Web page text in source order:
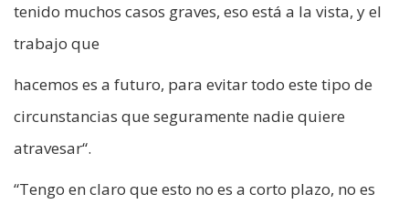
tenido muchos casos graves, eso está a la vista, y el
trabajo que
hacemos es a futuro, para evitar todo este tipo de
circunstancias que seguramente nadie quiere
atravesar“.
“Tengo en claro que esto no es a corto plazo, no es